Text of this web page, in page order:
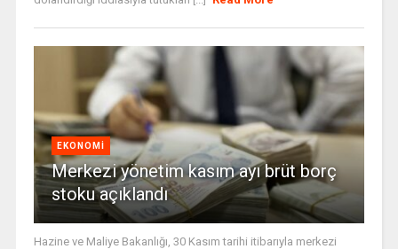
EKONOMI
Merkezi yönetim kasım ayı brüt borç
stoku açıklandı
Hazine ve Maliye Bakanlığı, 30 Kasım tarihi itibarıyla merkezi